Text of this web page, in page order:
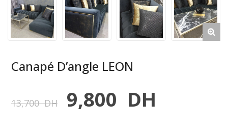
Canapé D’angle LEON
13,700DH
Le
9,800 DH